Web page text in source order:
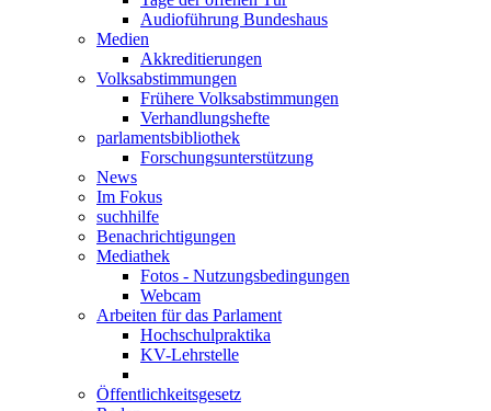
Audioführung Bundeshaus
Medien
Akkreditierungen
Volksabstimmungen
Frühere Volksabstimmungen
Verhandlungshefte
parlamentsbibliothek
Forschungsunterstützung
News
Im Fokus
suchhilfe
Benachrichtigungen
Mediathek
Fotos - Nutzungsbedingungen
Webcam
Arbeiten für das Parlament
Hochschulpraktika
KV-Lehrstelle
Öffentlichkeitsgesetz